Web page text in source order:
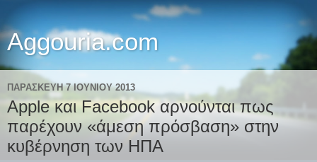
Aggouria.com
ΠΑΡΑΣΚΕΥΉ 7 ΙΟΥΝΊΟΥ 2013
Apple και Facebook αρνούνται πως
παρέχουν «άμεση πρόσβαση» στην
κυβέρνηση των ΗΠΑ